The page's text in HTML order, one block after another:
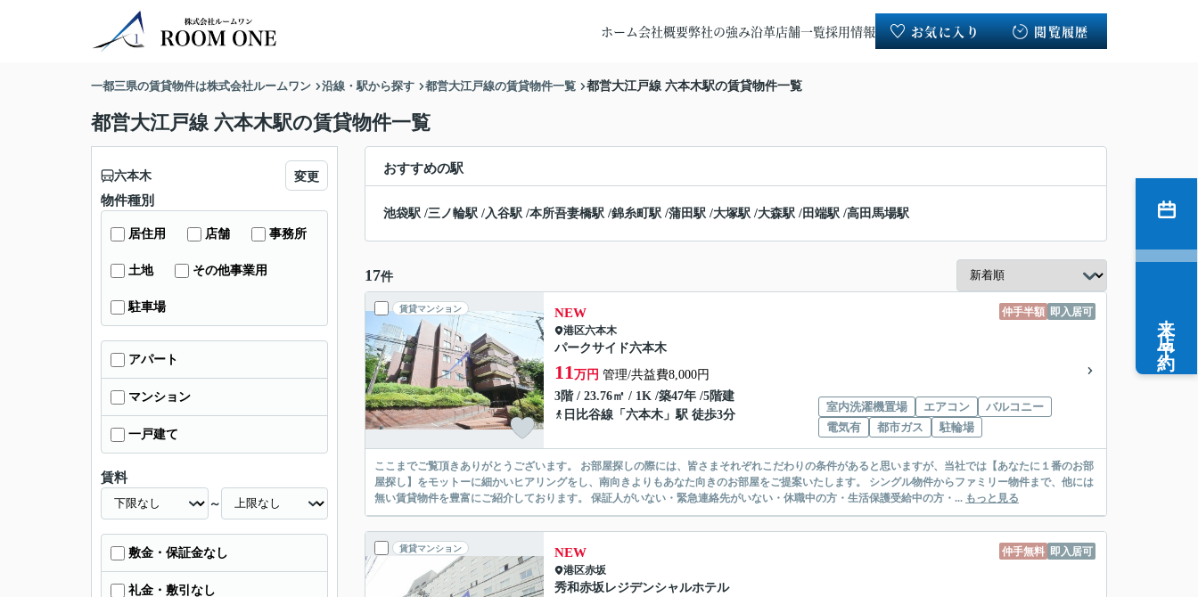
ホーム会社概要弊社の強み沿革店舗一覧採用情報 お気に入り 閲覧履歴
一都三県の賃貸物件は株式会社ルームワン 沿線・駅から探す 都営大江戸線の賃貸物件一覧 都営大江戸線 六本木駅の賃貸物件一覧
都営大江戸線 六本木駅の賃貸物件一覧
おすすめの駅
池袋駅 /三ノ輪駅 /入谷駅 /本所吾妻橋駅 /錦糸町駅 /蒲田駅 /大塚駅 /大森駅 /田端駅 /高田馬場駅
17件
賃貸マンション 仲手半額 即入居可
NEW
港区六本木
パークサイド六本木
11万円 管理/共益費8,000円
3階 / 23.76㎡ / 1K /築47年 /5階建
日比谷線 「 六本木 」駅 徒歩3分
室内洗濯機置場 エアコン
バルコニー
電気有
都市ガス 駐輪場
ここまでご覧頂きありがとうございます。 お部屋探しの際には、皆さまそれぞれこだわりの条件があると思いますが、当社では【あなたに１番のお部
屋探し】をモットーに細かいヒアリングをし、南向きよりもあなた向きのお部屋をご提案いたします。 シングル物件からファミリー物件まで、他には
無い賃貸物件を豊富にご紹介しております。 保証人がいない・緊急連絡先がいない・休職中の方・生活保護受給中の方・... もっと見る
賃貸マンション 仲手無料 即入居可
NEW
港区赤坂
秀和赤坂レジデンシャルホテル
六本木 変更
物件種別
居住用 店舗 事務所
土地 その他事業用
駐車場
アパート
マンション
一戸建て
賃料
～
敷金・保証金なし
礼金・敷引なし
来店予約